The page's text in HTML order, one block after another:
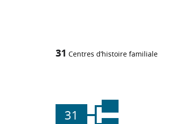
31 Centres d’histoire familiale
31